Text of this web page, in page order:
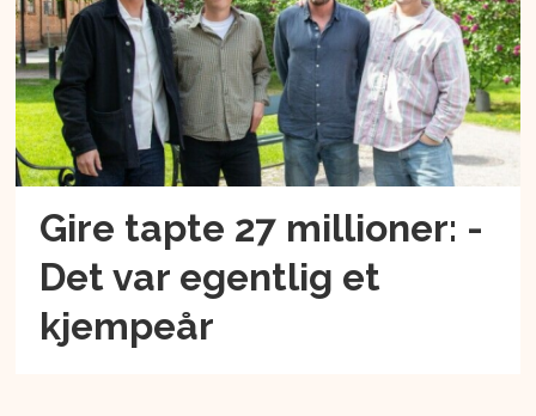
Gire tapte 27 millioner: -
Det var egentlig et
kjempeår